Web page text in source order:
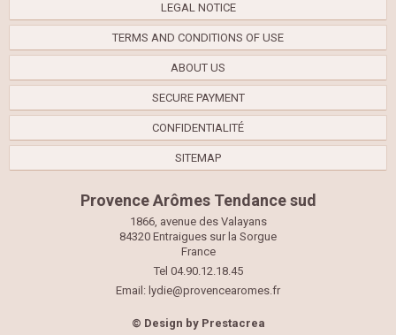
LEGAL NOTICE
TERMS AND CONDITIONS OF USE
ABOUT US
SECURE PAYMENT
CONFIDENTIALITÉ
SITEMAP
Provence Arômes Tendance sud
1866, avenue des Valayans
84320 Entraigues sur la Sorgue
France
Tel 04.90.12.18.45
Email: lydie@provencearomes.fr
© Design by Prestacrea